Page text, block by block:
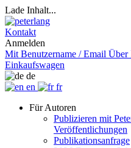
Lade Inhalt...
Kontakt
Anmelden
Mit Benutzername / Email Über
Einkaufswagen
de
en
fr
Für Autoren
Publizieren mit
Veröffentlichungen
Publikationsanfrage